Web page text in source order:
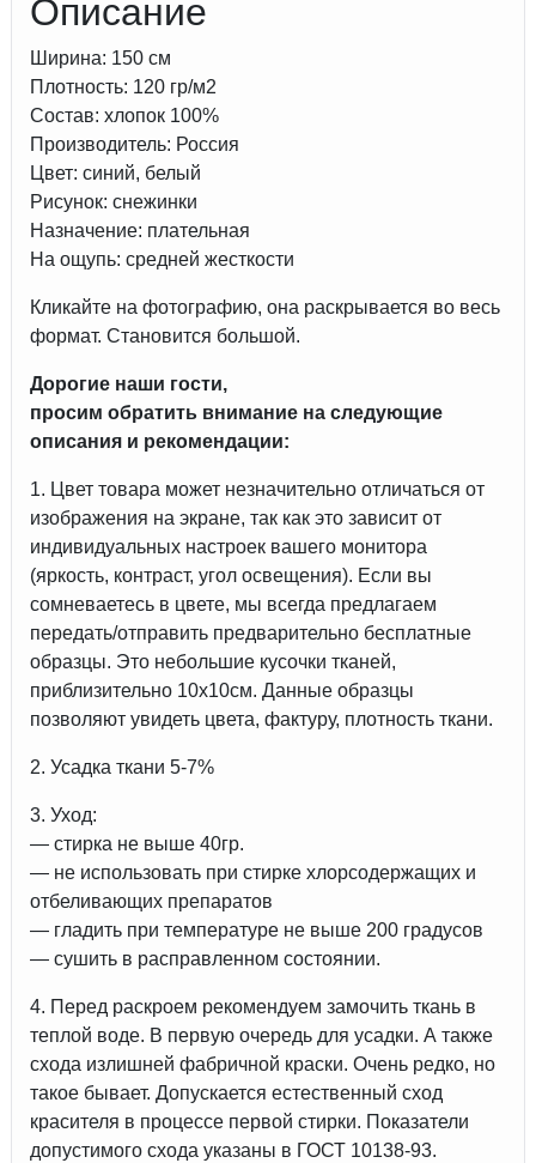
Описание
Ширина: 150 см
Плотность: 120 гр/м2
Состав: хлопок 100%
Производитель: Россия
Цвет: синий, белый
Рисунок: снежинки
Назначение: плательная
На ощупь: средней жесткости
Кликайте на фотографию, она раскрывается во весь
формат. Становится большой.
Дорогие наши гости,
просим обратить внимание на следующие
описания и рекомендации:
1. Цвет товара может незначительно отличаться от
изображения на экране, так как это зависит от
индивидуальных настроек вашего монитора
(яркость, контраст, угол освещения). Если вы
сомневаетесь в цвете, мы всегда предлагаем
передать/отправить предварительно бесплатные
образцы. Это небольшие кусочки тканей,
приблизительно 10х10см. Данные образцы
позволяют увидеть цвета, фактуру, плотность ткани.
2. Усадка ткани 5-7%
3. Уход:
— стирка не выше 40гр.
— не использовать при стирке хлорсодержащих и
отбеливающих препаратов
— гладить при температуре не выше 200 градусов
— сушить в расправленном состоянии.
4. Перед раскроем рекомендуем замочить ткань в
теплой воде. В первую очередь для усадки. А также
схода излишней фабричной краски. Очень редко, но
такое бывает. Допускается естественный сход
красителя в процессе первой стирки. Показатели
допустимого схода указаны в ГОСТ 10138-93.